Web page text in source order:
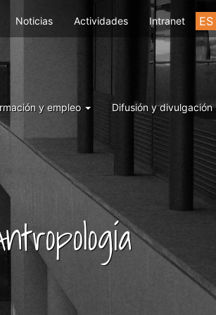
ES
Noticias Actividades Intranet
y empleo Difusión y divulgación